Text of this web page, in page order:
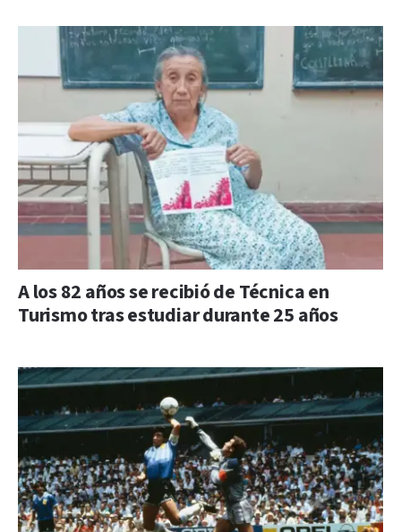
A los 82 años se recibió de Técnica en
Turismo tras estudiar durante 25 años